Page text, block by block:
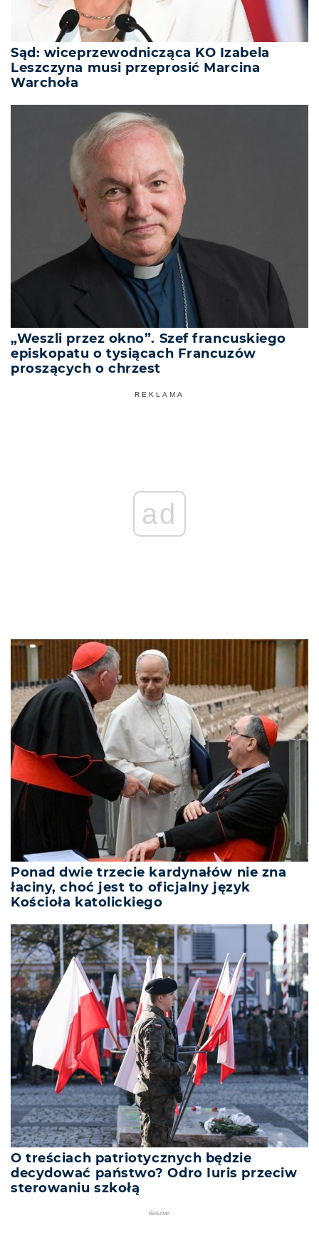
Sąd: wiceprzewodnicząca KO Izabela
Leszczyna musi przeprosić Marcina
Warchoła
„Weszli przez okno”. Szef francuskiego
episkopatu o tysiącach Francuzów
proszących o chrzest
REKLAMA
ad
Ponad dwie trzecie kardynałów nie zna
łaciny, choć jest to oficjalny język
Kościoła katolickiego
O treściach patriotycznych będzie
decydować państwo? Odro Iuris przeciw
sterowaniu szkołą
REKLAMA